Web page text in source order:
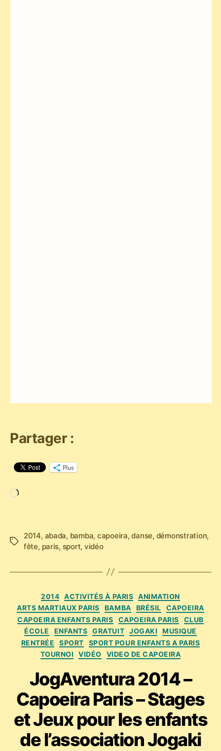
Partager :
Plus
Étiquettes
2014, abada, bamba, capoeira,danse, démonstration,
fête, paris, sport, vidéo
Catégories
2014 ACTIVITÉS À PARIS ANIMATION
ARTS MARTIAUX PARIS
BAMBA BRÉSIL
CAPOEIRA
CAPOEIRA ENFANTS PARIS
CAPOEIRA PARIS
CLUB
ÉCOLE
ENFANTS GRATUIT JOGAKI
MUSIQUE
RENTRÉE
SPORT
SPORT POUR ENFANTS A PARIS
TOURNOI
VIDÉO VIDEO DE CAPOEIRA
JogAventura 2014 –
Capoeira Paris – Stages
et Jeux pour les enfants
de l’association Jogaki